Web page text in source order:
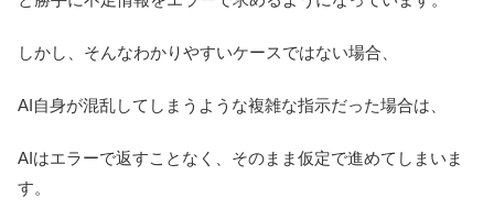
しかし、そんなわかりやすいケースではない場合、
AI自身が混乱してしまうような複雑な指示だった場合は、
AIはエラーで返すことなく、そのまま仮定で進めてしまいま
す。